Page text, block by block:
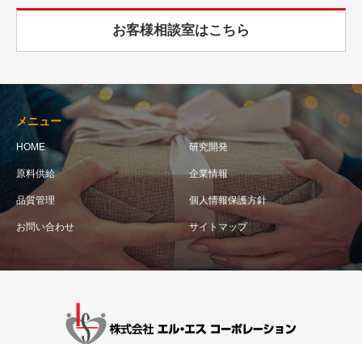
お客様相談室はこちら
メニュー
HOME 研究開発
原料供給 企業情報
品質管理 個人情報保護方針
お問い合わせ サイトマップ